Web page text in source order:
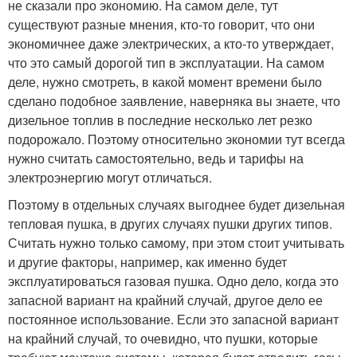
не сказали про экономию. На самом деле, тут
существуют разные мнения, кто-то говорит, что они
экономичнее даже электрических, а кто-то утверждает,
что это самый дорогой тип в эксплуатации. На самом
деле, нужно смотреть, в какой момент времени было
сделано подобное заявление, наверняка вы знаете, что
дизельное топлив в последние несколько лет резко
подорожало. Поэтому относительно экономии тут всегда
нужно считать самостоятельно, ведь и тарифы на
электроэнергию могут отличаться.
Поэтому в отдельных случаях выгоднее будет дизельная
тепловая пушка, в других случаях пушки других типов.
Считать нужно только самому, при этом стоит учитывать
и другие факторы, например, как именно будет
эксплуатироваться газовая пушка. Одно дело, когда это
запасной вариант на крайний случай, другое дело ее
постоянное использование. Если это запасной вариант
на крайний случай, то очевидно, что пушки, которые